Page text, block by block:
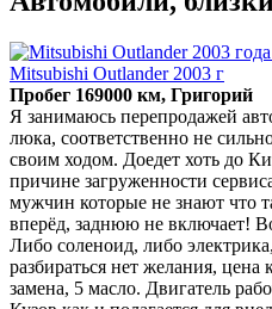
Mitsubishi Outlander 2003 г
Пробег 169000 км, Григорий
Я занимаюсь перепродажей
люка, соответственно не
своим ходом. Доедет хоть до
причине загруженности
мужчин которые не знают что
вперёд, заднюю не включает!
Либо соленоид, либо
разбираться нет желания,
замена, 5 масло. Двигатель